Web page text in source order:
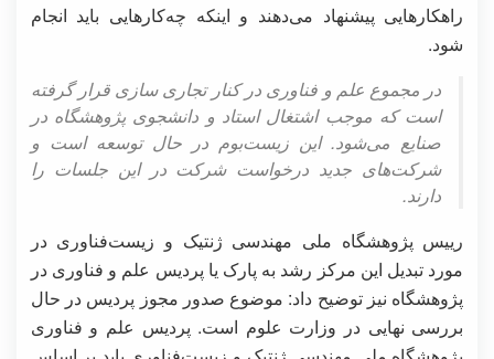
راهکارهایی پیشنهاد می‌دهند و اینکه چه‌کارهایی باید انجام
شود.
در مجموع علم و فناوری در کنار تجاری سازی قرار گرفته
است که موجب اشتغال استاد و دانشجوی پژوهشگاه در
صنایع می‌شود. این زیست‌بوم در حال توسعه است و
شرکت‌های جدید درخواست شرکت در این جلسات را
دارند.
رییس پژوهشگاه ملی مهندسی ژنتیک و زیست‌فناوری در
مورد تبدیل این مرکز رشد به پارک یا پردیس علم و فناوری در
پژوهشگاه نیز توضیح داد: موضوع صدور مجوز پردیس در حال
بررسی نهایی در وزارت علوم است. پردیس علم و فناوری